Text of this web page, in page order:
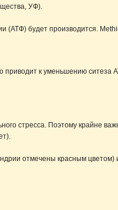
УФ).
(АТФ) будет производится.
приводит к уменьшению ситеза
стресса. Поэтому крайне
отмечены красным цветом)